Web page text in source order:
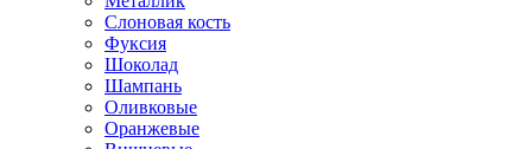
Слоновая кость
Фуксия
Шоколад
Шампань
Оливковые
Оранжевые